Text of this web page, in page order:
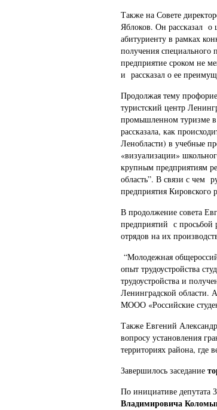
Также на Совете
Яблоков. Он рассказал о
абитуриенту в рамках
получения специального
предприятие сроком не
и рассказал о ее
Продолжая тему
туристский центр
промышленном туризме
рассказала, как
Ленобласти) в учебные
«визуализации»
крупным предприятиям
область”. В связи с чем
предприятия Кировского
В продолжение совета
предприятий с просьбой
отрядов на их
“Молодежная
опыт трудоустройства
трудоустройства и
Ленинградской области.
МООО «Российские
Также Евгений
вопросу установления
территориях района, где
Завершилось заседание
По инициативе депутата
Владимировича